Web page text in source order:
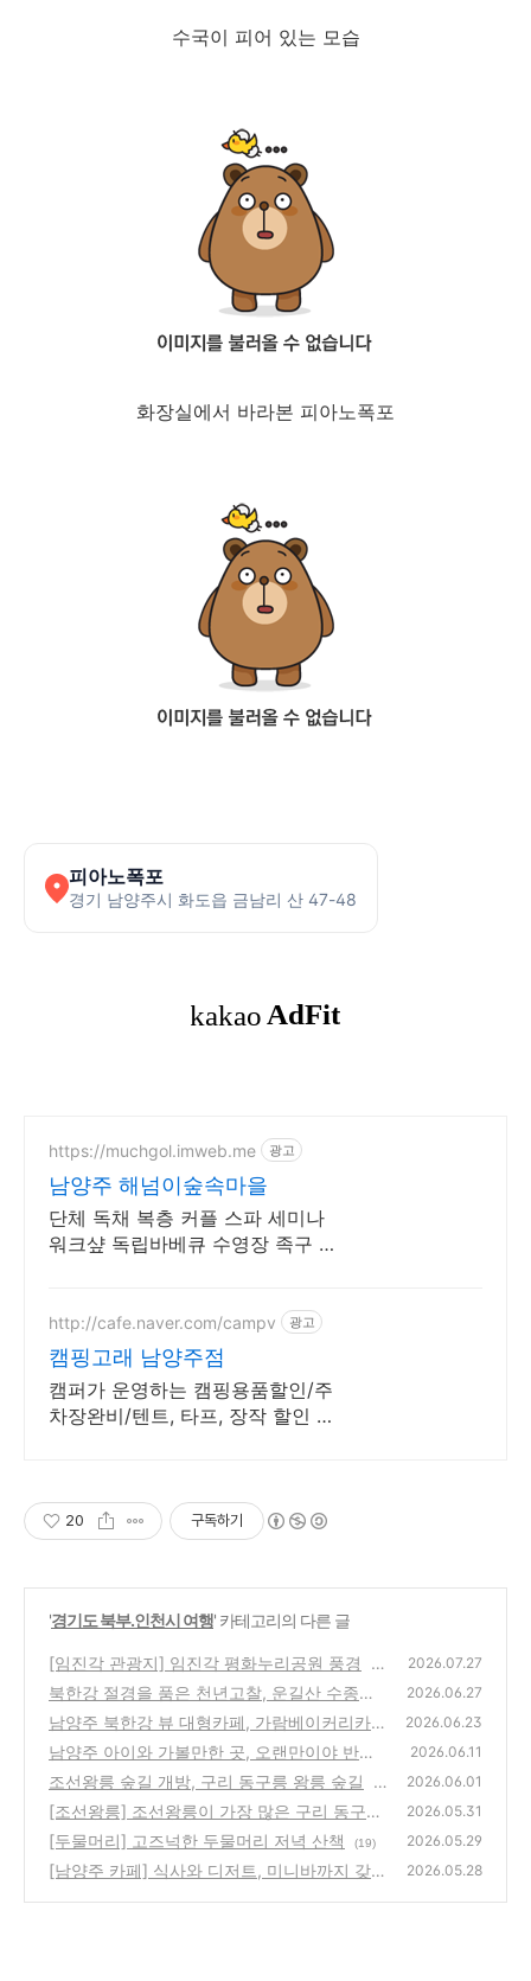
수국이 피어 있는 모습
화장실에서 바라본 피아노폭포
피아노폭포
경기 남양주시 화도읍 금남리 산 47-48
https://muchgol.imweb.me 광고
남양주 해넘이숲속마을
단체 독채 복층 커플 스파 세미나
워크샾 독립바베큐 수영장 족구 넓
http://cafe.naver.com/campv 광고
캠핑고래 남양주점
캠퍼가 운영하는 캠핑용품할인/주
차장완비/텐트, 타프, 장작 할인 판
20 구독하기
'경기도 북부.인천시 여행' 카테고리의 다른 글
[임진각 관광지] 임진각 평화누리공원 풍경
(1
2)
2026.07.27
북한강 절경을 품은 천년고찰, 운길산 수종사
(19)
2026.06.27
남양주 북한강 뷰 대형카페, 가람베이커리카페
(가람수상스키)
(15)
2026.06.23
남양주 아이와 가볼만한 곳, 오랜만이야 반딧
불이! 물맑음수목원
(14)
2026.06.11
조선왕릉 숲길 개방, 구리 동구릉 왕릉 숲길
(1
4)
2026.06.01
[조선왕릉] 조선왕릉이 가장 많은 구리 동구릉
(입장료 및 주차장 정보)
(10)
2026.05.31
[두물머리] 고즈넉한 두물머리 저녁 산책 (19) 2026.05.29
[남양주 카페] 식사와 디저트, 미니바까지 갖춘
2026.05.28